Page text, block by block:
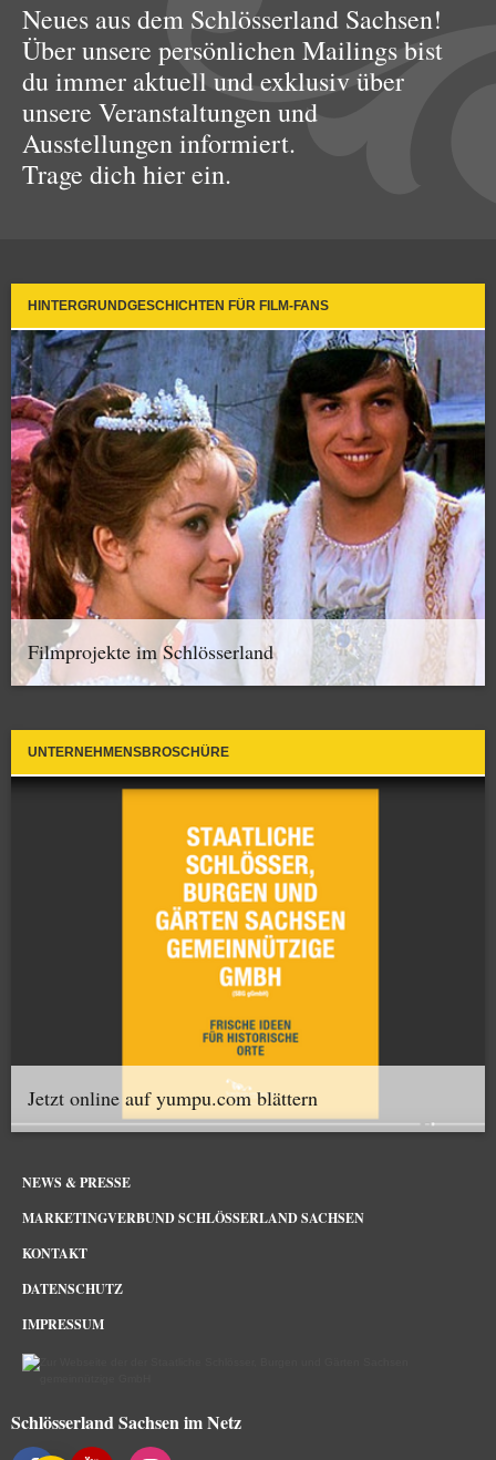
Neues aus dem Schlösserland Sachsen!
Über unsere persönlichen Mailings bist
du immer aktuell und exklusiv über
unsere Veranstaltungen und
Ausstellungen informiert.
Trage dich hier ein.
HINTERGRUNDGESCHICHTEN FÜR FILM-FANS
Filmprojekte im Schlösserland
UNTERNEHMENSBROSCHÜRE
Jetzt online auf yumpu.com blättern
NEWS & PRESSE
MARKETINGVERBUND SCHLÖSSERLAND SACHSEN
KONTAKT
DATENSCHUTZ
IMPRESSUM
Schlösserland Sachsen im Netz